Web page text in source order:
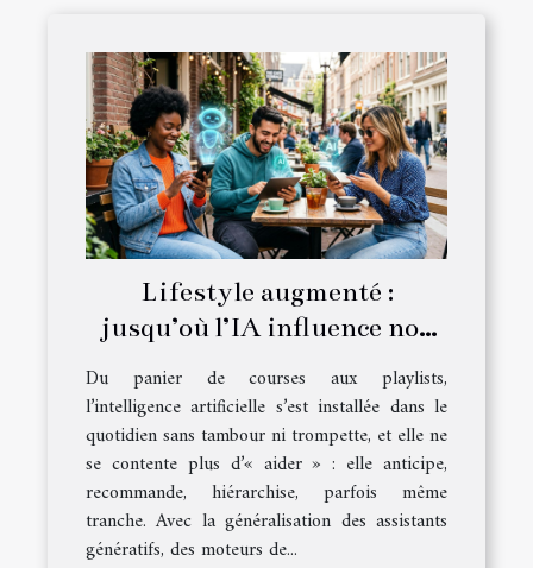
Lifestyle augmenté :
jusqu’où l’IA influence nos
choix du quotidien ?
Du panier de courses aux playlists,
l’intelligence artificielle s’est installée dans le
quotidien sans tambour ni trompette, et elle ne
se contente plus d’« aider » : elle anticipe,
recommande, hiérarchise, parfois même
tranche. Avec la généralisation des assistants
génératifs, des moteurs de...